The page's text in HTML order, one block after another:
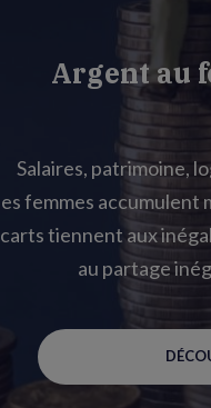
Argent au
Salaires, patrimoine,
femmes accumulent
tiennent aux
au partage